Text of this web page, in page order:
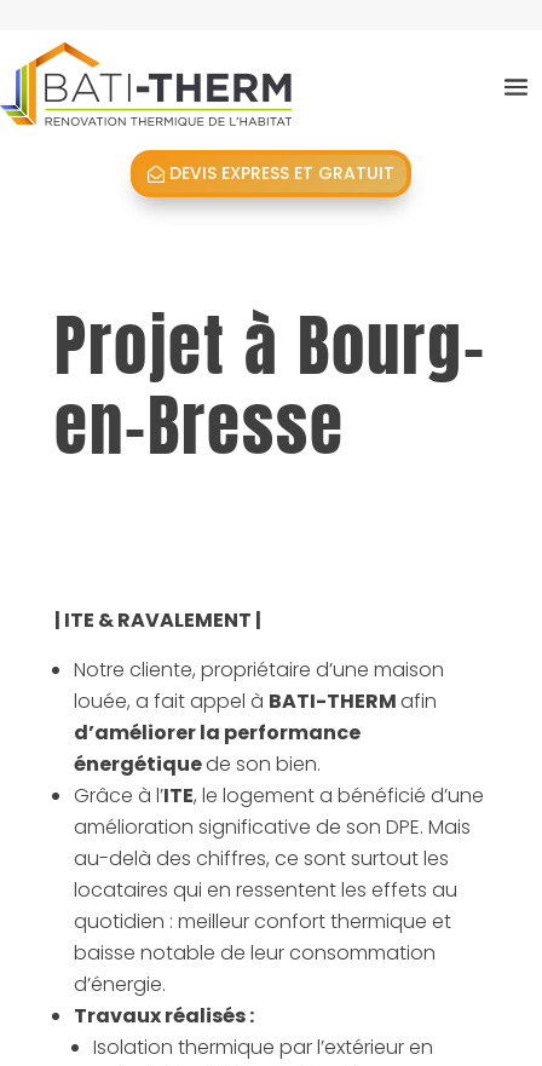
DEVIS EXPRESS ET GRATUIT
Projet à Bourg-
en-Bresse
| ITE & RAVALEMENT |
Notre cliente, propriétaire d’une maison
louée, a fait appel à BATI-THERMafin
d’améliorer la performance
énergétiquede son bien.
Grâce à l’ITE, le logement a bénéficié d’une
amélioration significative de son DPE. Mais
au-delà des chiffres, ce sont surtout les
locataires qui en ressentent les effets au
quotidien : meilleur confort thermique et
baisse notable de leur consommation
d’énergie.
Travaux réalisés :
Isolation thermique par l’extérieur en